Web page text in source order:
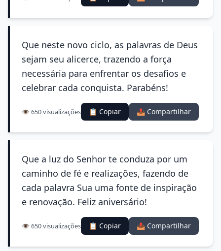
Que neste novo ciclo, as palavras de Deus
sejam seu alicerce, trazendo a força
necessária para enfrentar os desafios e
celebrar cada conquista. Parabéns!
👁️ 650 visualizações 📋 Copiar 📤 Compartilhar
Que a luz do Senhor te conduza por um
caminho de fé e realizações, fazendo de
cada palavra Sua uma fonte de inspiração
e renovação. Feliz aniversário!
👁️ 650 visualizações 📋 Copiar 📤 Compartilhar